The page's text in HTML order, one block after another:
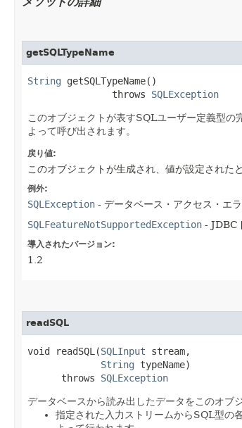
getSQLTypeName
String getSQLTypeName()
               throws
SQLException
このオブジェクトが表すSQLユーザー定義型の
よって呼び出されます。
戻り値:
このオブジェクトが生成され、値が設定された
例外:
SQLException - データベース・アクセス・エ
SQLFeatureNotSupportedException - JDBC
導入されたバージョン:
1.2
readSQL
void readSQL​(SQLInput stream,
String typeName)
      throws
SQLException
データベースから読み出したデータをこのオブ
指定された入力ストリームからSQL型の